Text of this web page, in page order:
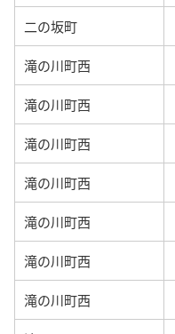
二の坂町
滝の川町西
滝の川町西
滝の川町西
滝の川町西
滝の川町西
滝の川町西
滝の川町西